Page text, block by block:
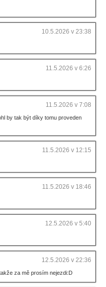
10.5.2026 v 23:38
11.5.2026 v 6:26
11.5.2026 v 7:08
by tak být díky tomu proveden
11.5.2026 v 12:15
11.5.2026 v 18:46
12.5.2026 v 5:40
12.5.2026 v 22:36
za mě prosím nejezdi:D